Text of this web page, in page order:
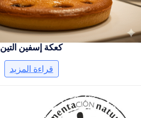
كعكة إسفين التين
قراءة المزيد